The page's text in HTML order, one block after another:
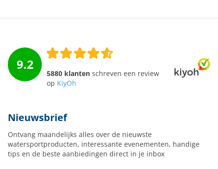
9.2
5880 klanten schreven een review
op KiyOh
Nieuwsbrief
Ontvang maandelijks alles over de nieuwste
watersportproducten, interessante evenementen, handige
tips en de beste aanbiedingen direct in je inbox